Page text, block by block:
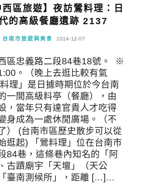
西區旅遊】夜訪鶯料理：日
的高級餐廳遺跡 2137
台南市旅遊與美食 2014-12-07
區忠義路二段84巷18號。 ※
。（晚上去逛比較有氣
理」是日據時期位於今台南
一間高級料亭（餐廳），由
，當年只有達官貴人才吃得
身成為一處休閒廣場。（不
） (台南市區歷史散步可以從
逛起) 「鶯料理」位在台南市
84巷，這條巷內知名的「阿
古蹟廟宇「天壇」（天公
臺南測候所」，距離 […]…